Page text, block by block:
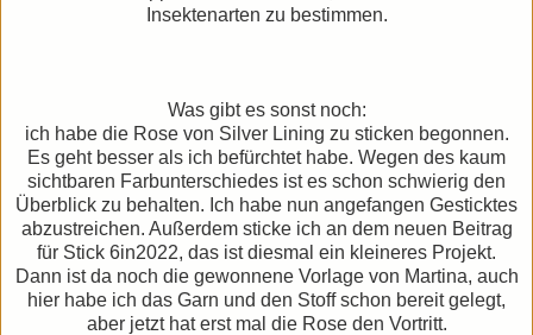
Insektenarten zu bestimmen.
Was gibt es sonst noch:
ich habe die Rose von Silver Lining zu sticken begonnen.
Es geht besser als ich befürchtet habe. Wegen des kaum
sichtbaren Farbunterschiedes ist es schon schwierig den
Überblick zu behalten. Ich habe nun angefangen Gesticktes
abzustreichen. Außerdem sticke ich an dem neuen Beitrag
für Stick 6in2022, das ist diesmal ein kleineres Projekt.
Dann ist da noch die gewonnene Vorlage von Martina, auch
hier habe ich das Garn und den Stoff schon bereit gelegt,
aber jetzt hat erst mal die Rose den Vortritt.